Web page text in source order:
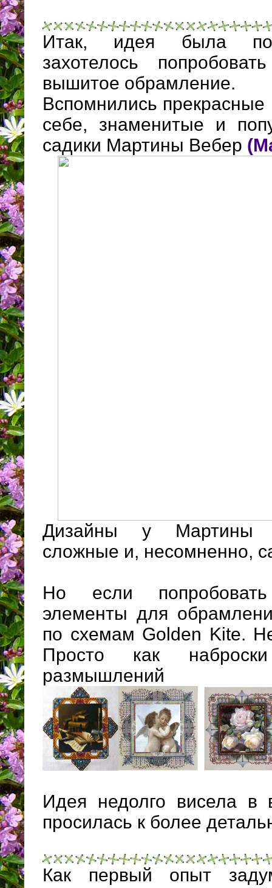
Итак, идея была
захотелось
вышитое обрамление.
Вспомнились
себе, знаменитые и
садики Мартины Вебер
Дизайны у Мартины
сложные и, несомненно,
Но если
элементы для
по схемам Golden Kite.
Просто как
размышлений
Идея недолго висела в
просилась к более
Как первый опыт